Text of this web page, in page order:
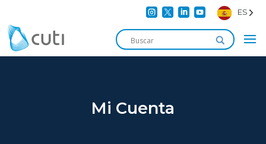
    ES
Mi Cuenta